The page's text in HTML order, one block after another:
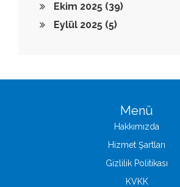
Ekim 2025 (39)
Eylül 2025 (5)
Menü
Hakkımızda
Hizmet Şartları
Gizlilik Politikası
KVKK